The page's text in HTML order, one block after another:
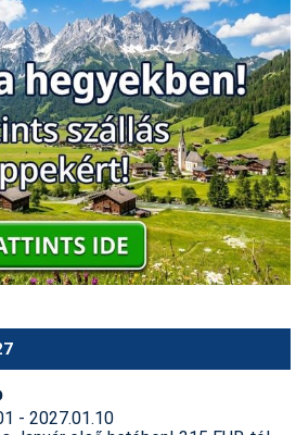
- 2027.01.10